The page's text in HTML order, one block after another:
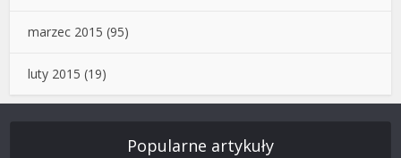
marzec 2015 (95)
luty 2015 (19)
Popularne artykuły